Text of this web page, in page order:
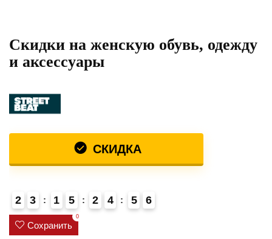
Скидки на женскую обувь, одежду
и аксессуары
СКИДКА
2 3 1 5 2 4 5 5
6
Сохранить
0